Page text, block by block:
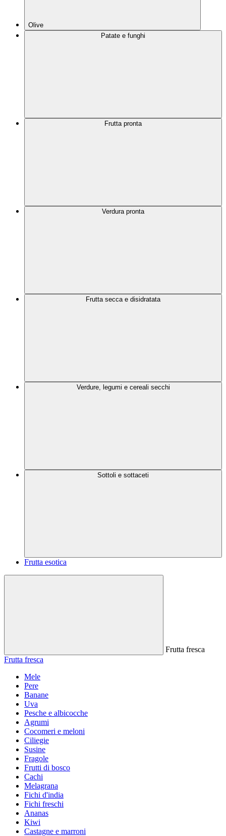
Olive
Patate e funghi
Frutta pronta
Verdura pronta
Frutta secca e disidratata
Verdure, legumi e cereali secchi
Sottoli e sottaceti
Frutta esotica
Frutta fresca
Frutta fresca
Mele
Pere
Banane
Uva
Pesche e albicocche
Agrumi
Cocomeri e meloni
Ciliegie
Susine
Fragole
Frutti di bosco
Cachi
Melagrana
Fichi d'india
Fichi freschi
Ananas
Kiwi
Castagne e marroni